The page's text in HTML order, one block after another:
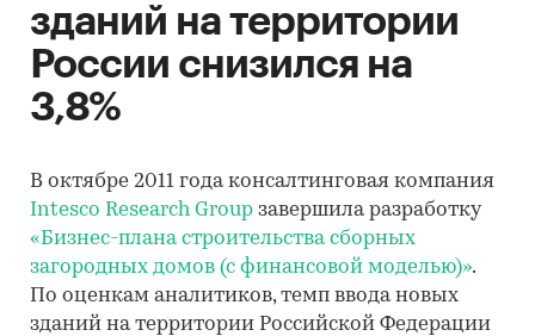
зданий на территории
России снизился на
3,8%
В октябре 2011 года консалтинговая компания
Intesco Research Group завершила разработку
«Бизнес-плана строительства сборных
загородных домов (с финансовой моделью)».
По оценкам аналитиков, темп ввода новых
зданий на территории Российской Федерации